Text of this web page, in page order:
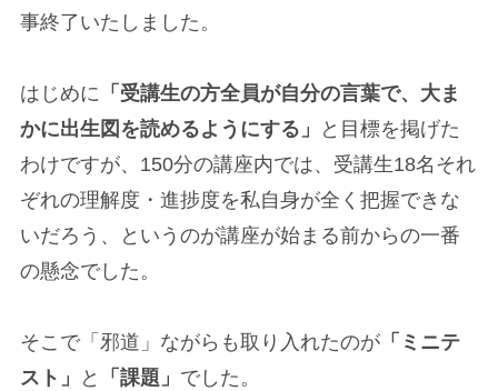
事終了いたしました。
はじめに 「受講生の方全員が自分の言葉で、大ま
かに出生図を読めるようにする」
と目標を掲げた
わけですが、150分の講座内では、受講生18名それ
ぞれの理解度・進捗度を私自身が全く把握できな
いだろう、というのが講座が始まる前からの一番
の懸念でした。
そこで「邪道」ながらも取り入れたのが「ミニテ
スト」
と 「課題」 でした。